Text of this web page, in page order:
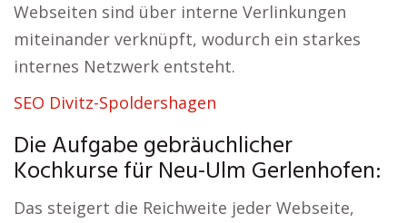
Webseiten sind über interne Verlinkungen
miteinander verknüpft, wodurch ein starkes
internes Netzwerk entsteht.
SEO Divitz-Spoldershagen
Die Aufgabe gebräuchlicher
Kochkurse für Neu-Ulm Gerlenhofen:
Das steigert die Reichweite jeder Webseite,